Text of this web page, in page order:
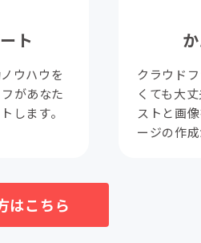
ト
ウハウを
があなた
します。
クラウド
くても大
ストと画
ージの作成
はこちら